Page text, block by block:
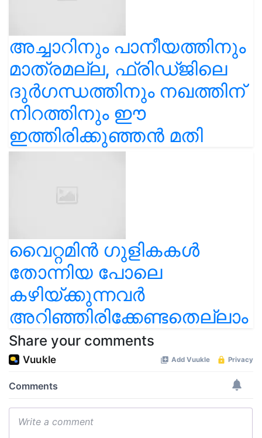
അച്ചാറിനും പാനീയത്തിനും
മാത്രമല്ല, ഫ്രിഡ്ജിലെ
ദുർഗന്ധത്തിനും നഖത്തിന്
നിറത്തിനും ഈ
ഇത്തിരിക്കുഞ്ഞൻ മതി
വൈറ്റമിന്‍ ഗുളികകള്‍
തോന്നിയ പോലെ
കഴിയ്ക്കുന്നവർ
അറിഞ്ഞിരിക്കേണ്ടതെല്ലാം
Share your comments